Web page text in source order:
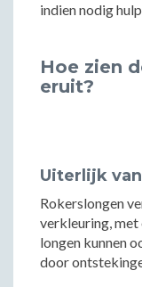
indien nodig
Hoe zien
eruit?
Uiterlijk
Rokerslongen
verkleuring,
longen kunnen
door